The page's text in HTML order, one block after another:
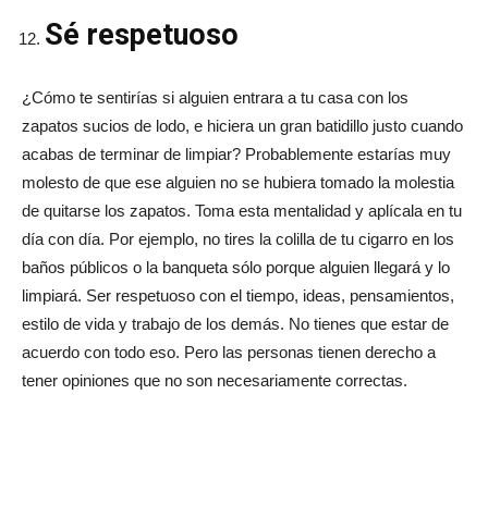
Sé respetuoso
¿Cómo te sentirías si alguien entrara a tu casa con los
zapatos sucios de lodo, e hiciera un gran batidillo justo cuando
acabas de terminar de limpiar? Probablemente estarías muy
molesto de que ese alguien no se hubiera tomado la molestia
de quitarse los zapatos. Toma esta mentalidad y aplícala en tu
día con día. Por ejemplo, no tires la colilla de tu cigarro en los
baños públicos o la banqueta sólo porque alguien llegará y lo
limpiará. Ser respetuoso con el tiempo, ideas, pensamientos,
estilo de vida y trabajo de los demás. No tienes que estar de
acuerdo con todo eso. Pero las personas tienen derecho a
tener opiniones que no son necesariamente correctas.